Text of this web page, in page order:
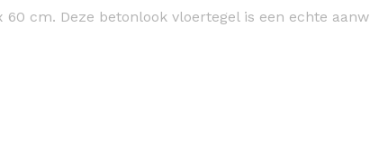
cm. Deze betonlook vloertegel is een echte